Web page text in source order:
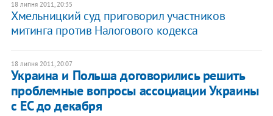
18 липня 2011, 20:35
Хмельницкий суд приговорил участников
митинга против Налогового кодекса
18 липня 2011, 20:07
Украина и Польша договорились решить
проблемные вопросы ассоциации Украины
с ЕС до декабря